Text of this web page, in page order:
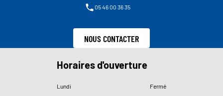
05 46 00 36 35
NOUS CONTACTER
Horaires d'ouverture
Lundi
Fermé